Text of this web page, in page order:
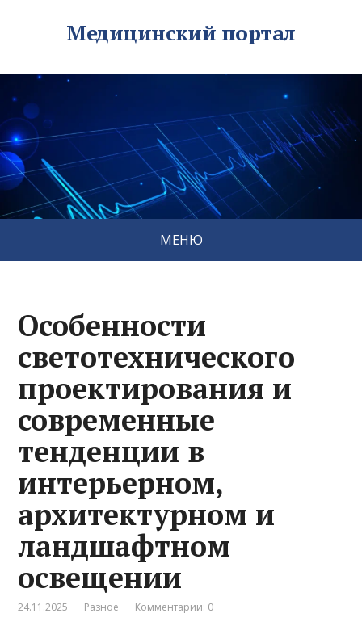
Медицинский портал
МЕНЮ
Особенности
светотехнического
проектирования и
современные
тенденции в
интерьерном,
архитектурном и
ландшафтном
освещении
24.11.2025 Разное Комментарии: 0